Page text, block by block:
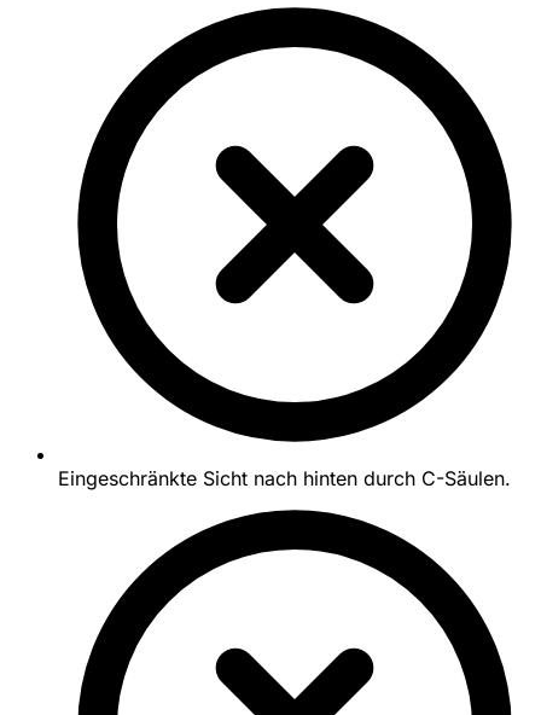
Eingeschränkte Sicht nach hinten durch C-Säulen.